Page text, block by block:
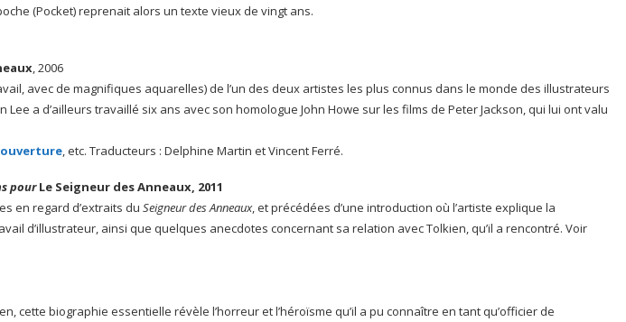
(Pocket) reprenait alors un texte vieux de vingt ans.
, 2006
avec de magnifiques aquarelles) de l’un des deux artistes les plus connus dans le monde des illustrateurs
a d’ailleurs travaillé six ans avec son homologue John Howe sur les films de Peter Jackson, qui lui ont valu
, etc. Traducteurs : Delphine Martin et Vincent Ferré.
pourLe Seigneur des Anneaux, 2011
en regard d’extraits du Seigneur des Anneaux, et précédées d’une introduction où l’artiste explique la
d’illustrateur, ainsi que quelques anecdotes concernant sa relation avec Tolkien, qu’il a rencontré. Voir
cette biographie essentielle révèle l’horreur et l’héroïsme qu’il a pu connaître en tant qu’officier de